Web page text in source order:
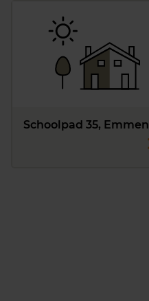
Schoolpad 35, Emmen